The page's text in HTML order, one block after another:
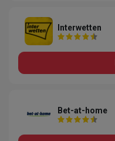
Interwetten
Bet-at-home